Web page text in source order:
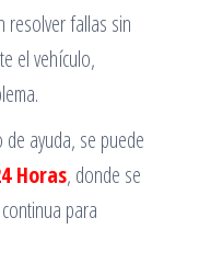
resolver fallas sin
el vehículo,
ayuda, se puede
Horas, donde se
para